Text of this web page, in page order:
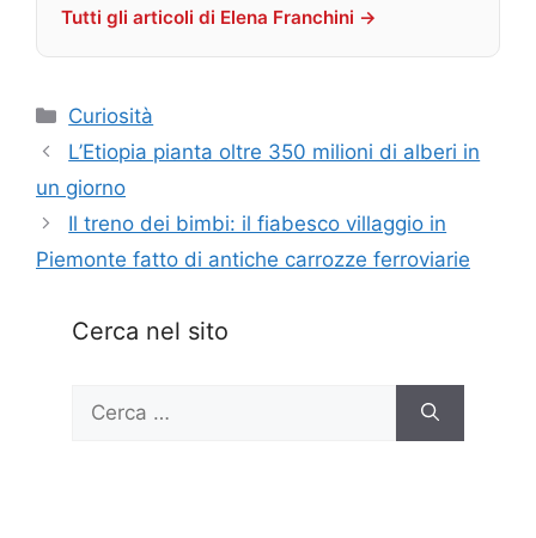
Tutti gli articoli di Elena Franchini →
Categorie
Curiosità
L’Etiopia pianta oltre 350 milioni di alberi in
un giorno
Il treno dei bimbi: il fiabesco villaggio in
Piemonte fatto di antiche carrozze ferroviarie
Cerca nel sito
per: